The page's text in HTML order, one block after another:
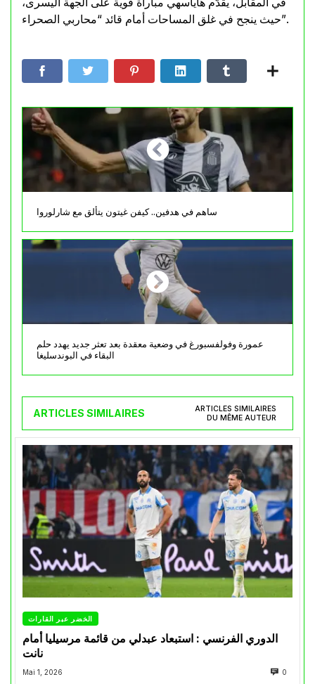
في المقابل، يقدّم هاياسهي مباراة قوية على الجهة اليسرى،
حيث ينجح في غلق المساحات أمام قائد “محاربي الصحراء”.
ساهم في هدفين.. كيفن غيتون يتألق مع شارلوروا
عمورة وفولفسبورغ في وضعية معقدة بعد تعثر جديد يهدد حلم
البقاء في البوندسليغا
ARTICLES SIMILAIRES
ARTICLES SIMILAIRES
DU MÊME AUTEUR
الخضر عبر القارات
الدوري الفرنسي : استبعاد عبدلي من قائمة مرسيليا أمام
نانت
Mai 1, 2026 0